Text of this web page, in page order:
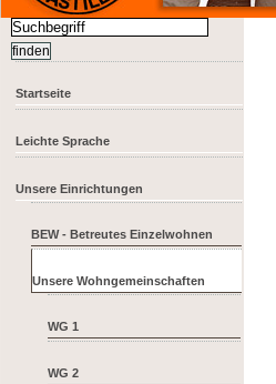
Startseite
Leichte Sprache
Unsere Einrichtungen
BEW - Betreutes Einzelwohnen
Unsere Wohngemeinschaften
WG 1
WG 2